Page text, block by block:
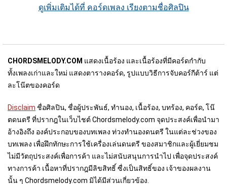
ดูเพิ่มเติมได้ที่ คอร์ดเพลง เรียงตามชื่อศิลปิน
CHORDSMELODY.COM แสดงเนื้อร้อง และเนื้อร้องที่มีคอร์ดกำกับ
ทั้งเพลงเก่าและใหม่ แสดงตารางคอร์ด, รูปแบบวิธีการจับคอร์กีต้าร์ แต่
ละโน๊ตของคอร์ด
Disclaim ชื่อศิลปิน, ชื่อผู้ประพันธ์, ทำนอง, เนื้อร้อง, บทร้อง, คอร์ด, โน๊
ตดนตรี ที่ปรากฎในเว็บไชต์ Chordsmelody.com จุดประสงค์เพื่อนำมา
อ้างอิงถึง องค์ประกอบของบทเพลง ท่วงทำนองดนตรี ในแต่ละช่วงของ
บทเพลง เพื่อฝึกทักษะการใช้เครื่องเล่นดนตรี ของสมาชิกและผู้เยี่ยมชม
ไม่มีวัตถุประสงค์เพื่อการค้า และไม่สนับสนุนการนำไป เพื่อจุดประสงค์
ทางการค้า เนื้อหาที่ปรากฎมีลิขสิทธิ์ ซื่งเป็นสิทธิ์ของ เจ้าของผลงาน
นั้น ๆ Chordsmelody.com มิได้มีส่วนเกี่ยวข้อง.